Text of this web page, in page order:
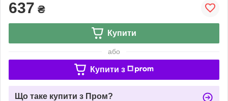
637 ₴
Купити
або
Купити з
Що таке купити з Пром?